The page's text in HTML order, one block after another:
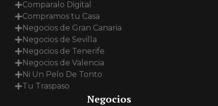
Comparalo Digital
Compramos tu Casa
Negocios de Gran Canaria
Negocios de Sevilla
Negocios de Tenerife
Negocios de Valencia
Ni Un Pelo De Tonto
Tu Traspaso
Negocios